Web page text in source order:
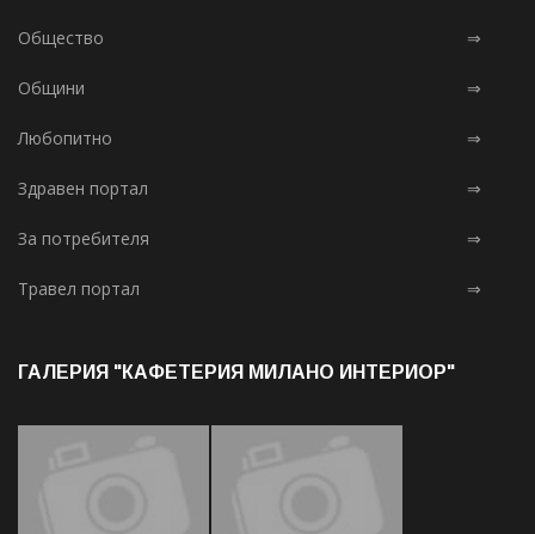
Общество ⇒
Общини ⇒
Любопитно ⇒
Здравен портал ⇒
За потребителя ⇒
Травел портал ⇒
ГАЛЕРИЯ "КАФЕТЕРИЯ МИЛАНО ИНТЕРИОР"